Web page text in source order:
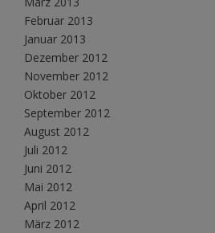
Februar 2013
Januar 2013
Dezember 2012
November 2012
Oktober 2012
September 2012
August 2012
Juli 2012
Juni 2012
Mai 2012
April 2012
März 2012